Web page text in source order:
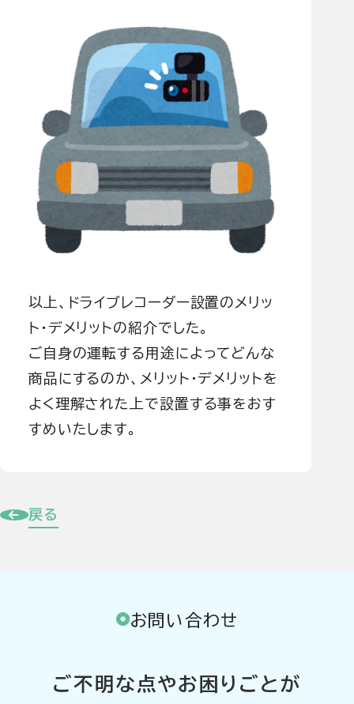
以上、ドライブレコーダー設置のメリッ
ト・デメリットの紹介でした。
ご自身の運転する用途によってどんな
商品にするのか、メリット・デメリットを
よく理解された上で設置する事をおす
すめいたします。
戻る
お問い合わせ
ご不明な点やお困りごとが